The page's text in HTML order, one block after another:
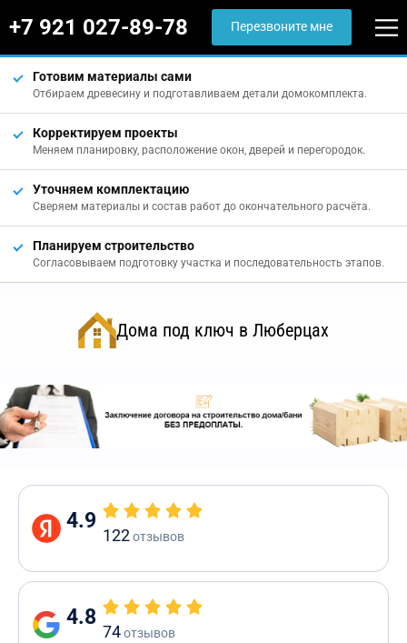
+7 921 027-89-78 Перезвоните мне
Готовим материалы сами
Отбираем древесину и подготавливаем детали домокомплекта.
Корректируем проекты
Меняем планировку, расположение окон, дверей и перегородок.
Уточняем комплектацию
Сверяем материалы и состав работ до окончательного расчёта.
Планируем строительство
Согласовываем подготовку участка и последовательность этапов.
Дома под ключ в Люберцах
4.9
122отзывов
4.8
74отзывов